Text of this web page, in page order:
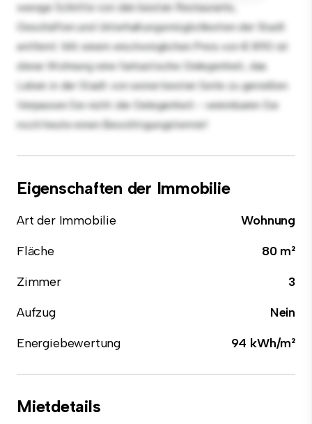
wenige Schritte von den besten Restaurants,
Geschäften und Unterhaltungsmöglichkeiten der Stadt
entfernt. Mit einem erschwinglichen Preis von € 890 ist
diese Wohnung eine fantastische Gelegenheit, das
Leben in der Stadt von seiner besten Seite zu genießen.
Verpassen Sie nicht die Gelegenheit - vereinbaren Sie
noch heute einen Besichtigungstermin!
Eigenschaften der Immobilie
Art der Immobilie
Wohnung
Fläche
80 m²
Zimmer
3
Aufzug
Nein
Energiebewertung
94 kWh/m²
Mietdetails